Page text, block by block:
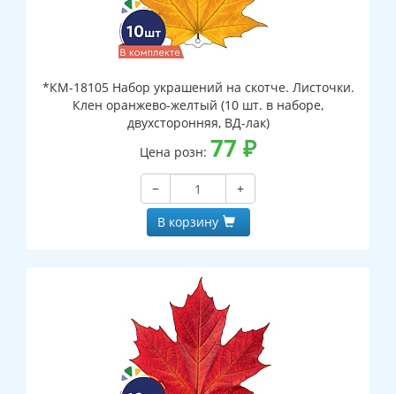
*КМ-18105 Набор украшений на скотче. Листочки.
Клен оранжево-желтый (10 шт. в наборе,
двухсторонняя, ВД-лак)
Цена розн: 77 ₽
−
+
В корзину